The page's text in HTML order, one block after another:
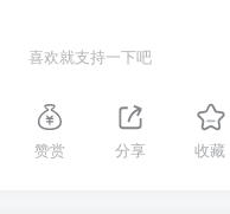
喜欢就支持一下吧
赞赏 分享 收藏